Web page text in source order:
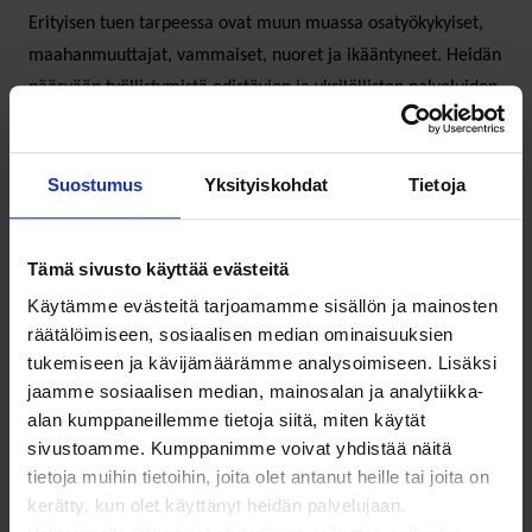
Suostumus Yksityiskohdat Tietoja
Tämä sivusto käyttää evästeitä
Käytämme evästeitä tarjoamamme sisällön ja mainosten
räätälöimiseen, sosiaalisen median ominaisuuksien
tukemiseen ja kävijämäärämme analysoimiseen. Lisäksi
jaamme sosiaalisen median, mainosalan ja analytiikka-
alan kumppaneillemme tietoja siitä, miten käytät
sivustoamme. Kumppanimme voivat yhdistää näitä
tietoja muihin tietoihin, joita olet antanut heille tai joita on
kerätty, kun olet käyttänyt heidän palvelujaan.
Erityisen tuen tarpeessa ovat muun muassa osatyökykyiset,
maahanmuuttajat, vammaiset, nuoret ja ikääntyneet. Heidän
pääsyään työllistymistä edistävien ja yksilöllisten palveluiden
piiriin luvataan tehostaa. Ohjelmassa on toimia, joita
kohdistetaan nuoriin, ikääntyneisiin ja maahanmuuttajiin,
mutta esimerkiksi vammaisten työllistymisen edistämisessä
konkreettiset toimet puuttuvat.
hyvinvointivaltio ottaa huomioon myös vammaisten
kouluttautumiseen ja työllistymiseen. Kaikki vammaiset eivät
ole osatyökykyisiä. Onkin pidettävä huoli, että myös
vammaisten työllistymiseen etsitään konkreettisia toimia.